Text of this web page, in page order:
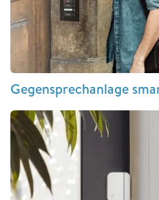
Gegensprechanlage